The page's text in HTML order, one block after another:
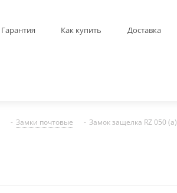
Гарантия Как купить Доставка
- Замки почтовые - Замок защелка RZ 050 (a)